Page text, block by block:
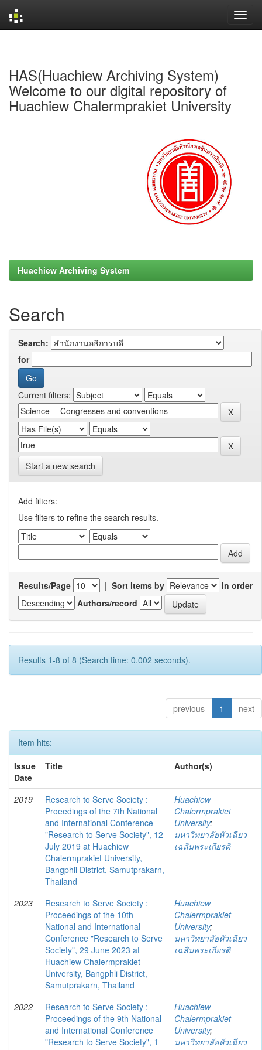
HAS(Huachiew Archiving System)
Welcome to our digital repository of
Huachiew Chalermprakiet University
Huachiew Archiving System
Search
Search:
for
Current filters:
Start a new search
Add filters:
Use filters to refine the search results.
Results/Page | Sort items by
In order
Authors/record
Results 1-8 of 8 (Search time: 0.002 seconds).
previous 1 next
Item hits:
Issue
Date
Title Author(s)
2019
Research to Serve Society :
Proeedings of the 7th National
and International Conference
"Research to Serve Society", 12
July 2019 at Huachiew
Chalermprakiet University,
Bangphli District, Samutprakarn,
Thailand
Huachiew
Chalermprakiet
University;
มหาวิทยาลัยหัวเฉียว
เฉลิมพระเกียรติ
2023
Research to Serve Society :
Proceedings of the 10th
National and International
Conference "Research to Serve
Society", 29 June 2023 at
Huachiew Chalermprakiet
University, Bangphli District,
Samutprakarn, Thailand
Huachiew
Chalermprakiet
University;
มหาวิทยาลัยหัวเฉียว
เฉลิมพระเกียรติ
2022
Research to Serve Society :
Proceedings of the 9th National
and International Conference
"Research to Serve Society", 1
Huachiew
Chalermprakiet
University;
มหาวิทยาลัยหัวเฉียว